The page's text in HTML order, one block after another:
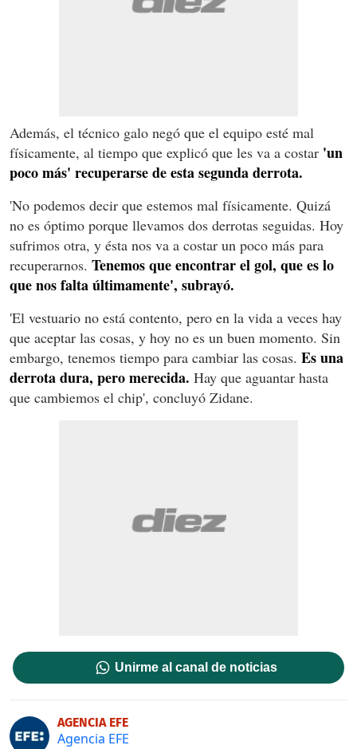
Además, el técnico galo negó que el equipo esté mal
físicamente, al tiempo que explicó que les va a costar 'un
poco más' recuperarse de esta segunda derrota.
'No podemos decir que estemos mal físicamente. Quizá
no es óptimo porque llevamos dos derrotas seguidas. Hoy
sufrimos otra, y ésta nos va a costar un poco más para
recuperarnos. Tenemos que encontrar el gol, que es lo
que nos falta últimamente', subrayó.
'El vestuario no está contento, pero en la vida a veces hay
que aceptar las cosas, y hoy no es un buen momento. Sin
embargo, tenemos tiempo para cambiar las cosas. Es una
derrota dura, pero merecida. Hay que aguantar hasta
que cambiemos el chip', concluyó Zidane.
Unirme al canal de noticias
AGENCIA EFE
Agencia EFE